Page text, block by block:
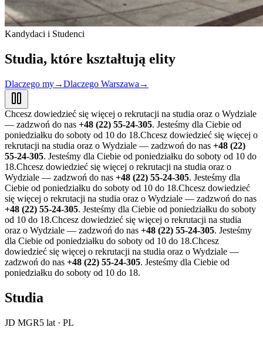
Kandydaci i Studenci
Studia, które kształtują elity
Dlaczego my→Dlaczego Warszawa →
Chcesz dowiedzieć się więcej o rekrutacji na studia oraz o Wydziale
— zadzwoń do nas +48 (22) 55-24-305. Jesteśmy dla Ciebie od
poniedziałku do soboty od 10 do 18.Chcesz dowiedzieć się więcej o
rekrutacji na studia oraz o Wydziale — zadzwoń do nas +48 (22)
55-24-305. Jesteśmy dla Ciebie od poniedziałku do soboty od 10 do
18.Chcesz dowiedzieć się więcej o rekrutacji na studia oraz o
Wydziale — zadzwoń do nas +48 (22) 55-24-305. Jesteśmy dla
Ciebie od poniedziałku do soboty od 10 do 18.Chcesz dowiedzieć
się więcej o rekrutacji na studia oraz o Wydziale — zadzwoń do nas
+48 (22) 55-24-305. Jesteśmy dla Ciebie od poniedziałku do soboty
od 10 do 18.Chcesz dowiedzieć się więcej o rekrutacji na studia
oraz o Wydziale — zadzwoń do nas +48 (22) 55-24-305. Jesteśmy
dla Ciebie od poniedziałku do soboty od 10 do 18.Chcesz
dowiedzieć się więcej o rekrutacji na studia oraz o Wydziale —
zadzwoń do nas +48 (22) 55-24-305. Jesteśmy dla Ciebie od
poniedziałku do soboty od 10 do 18.
Studia
JD MGR5 lat · PL